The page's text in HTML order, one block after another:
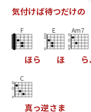
気付けば待つだけの
F
ほら
E
ほ
Am7
ら
C
真っ逆さま